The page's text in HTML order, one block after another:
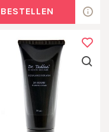
BESTELLEN